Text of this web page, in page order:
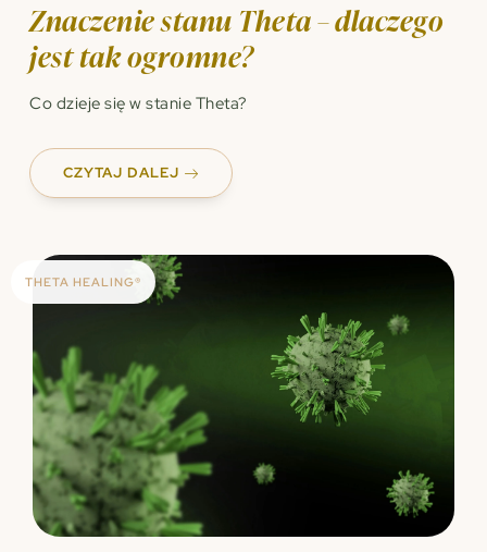
Znaczenie stanu Theta – dlaczego
jest tak ogromne?
Co dzieje się w stanie Theta?
CZYTAJ DALEJ
THETA HEALING®